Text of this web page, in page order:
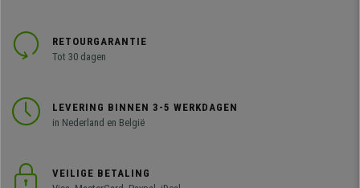
RETOURGARANTIE
Tot 30 dagen
LEVERING BINNEN 3-5 WERKDAGEN
in Nederland en België
VEILIGE BETALING